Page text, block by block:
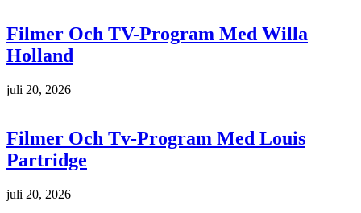
Filmer Och TV-Program Med Willa
Holland
juli 20, 2026
Filmer Och Tv-Program Med Louis
Partridge
juli 20, 2026